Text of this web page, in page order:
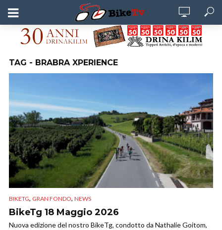
TAG - BRABRA XPERIENCE
BIKETG, GRAN FONDO, NEWS
BikeTg 18 Maggio 2026
Nuova edizione del nostro BikeTg, condotto da Nathalie Goitom,